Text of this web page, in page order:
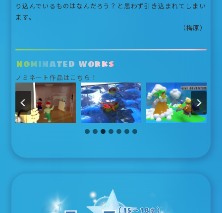
り込んでいるものはなんだろう？と思わず引き込まれてしまい
ます。
（梅原）
nominated works
ノミネート作品はこちら！